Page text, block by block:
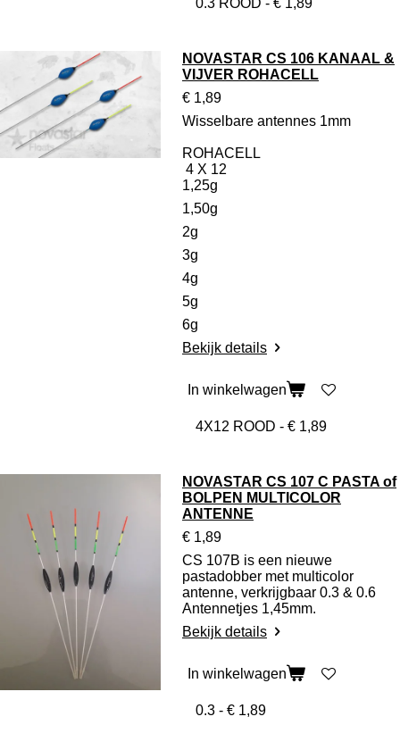
NOVASTAR CS 106 KANAAL &
VIJVER ROHACELL
€ 1,89
Wisselbare antennes 1mm
ROHACELL
4 X 12
1,25g
1,50g
2g
3g
4g
5g
6g
Bekijk details
In winkelwagen
NOVASTAR CS 107 C PASTA of
BOLPEN MULTICOLOR
ANTENNE
€ 1,89
CS 107B is een nieuwe
pastadobber met multicolor
antenne, verkrijgbaar 0.3 & 0.6
Antennetjes 1,45mm.
Bekijk details
In winkelwagen